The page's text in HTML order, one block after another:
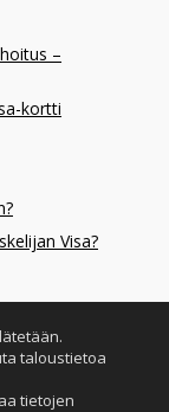
–
kortti
Visa?
taloustietoa
tietojen